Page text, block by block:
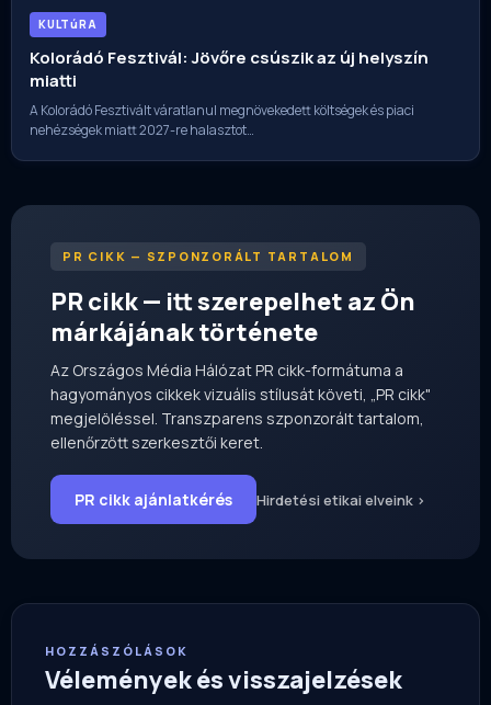
KULTúRA
Kolorádó Fesztivál: Jövőre csúszik az új helyszín
miatti
A Kolorádó Fesztivált váratlanul megnövekedett költségek és piaci
nehézségek miatt 2027-re halasztot…
PR CIKK — SZPONZORÁLT TARTALOM
PR cikk — itt szerepelhet az Ön
márkájának története
Az Országos Média Hálózat PR cikk-formátuma a
hagyományos cikkek vizuális stílusát követi, „PR cikk"
megjelöléssel. Transzparens szponzorált tartalom,
ellenőrzött szerkesztői keret.
PR cikk ajánlatkérés Hirdetési etikai elveink ›
HOZZÁSZÓLÁSOK
Vélemények és visszajelzések